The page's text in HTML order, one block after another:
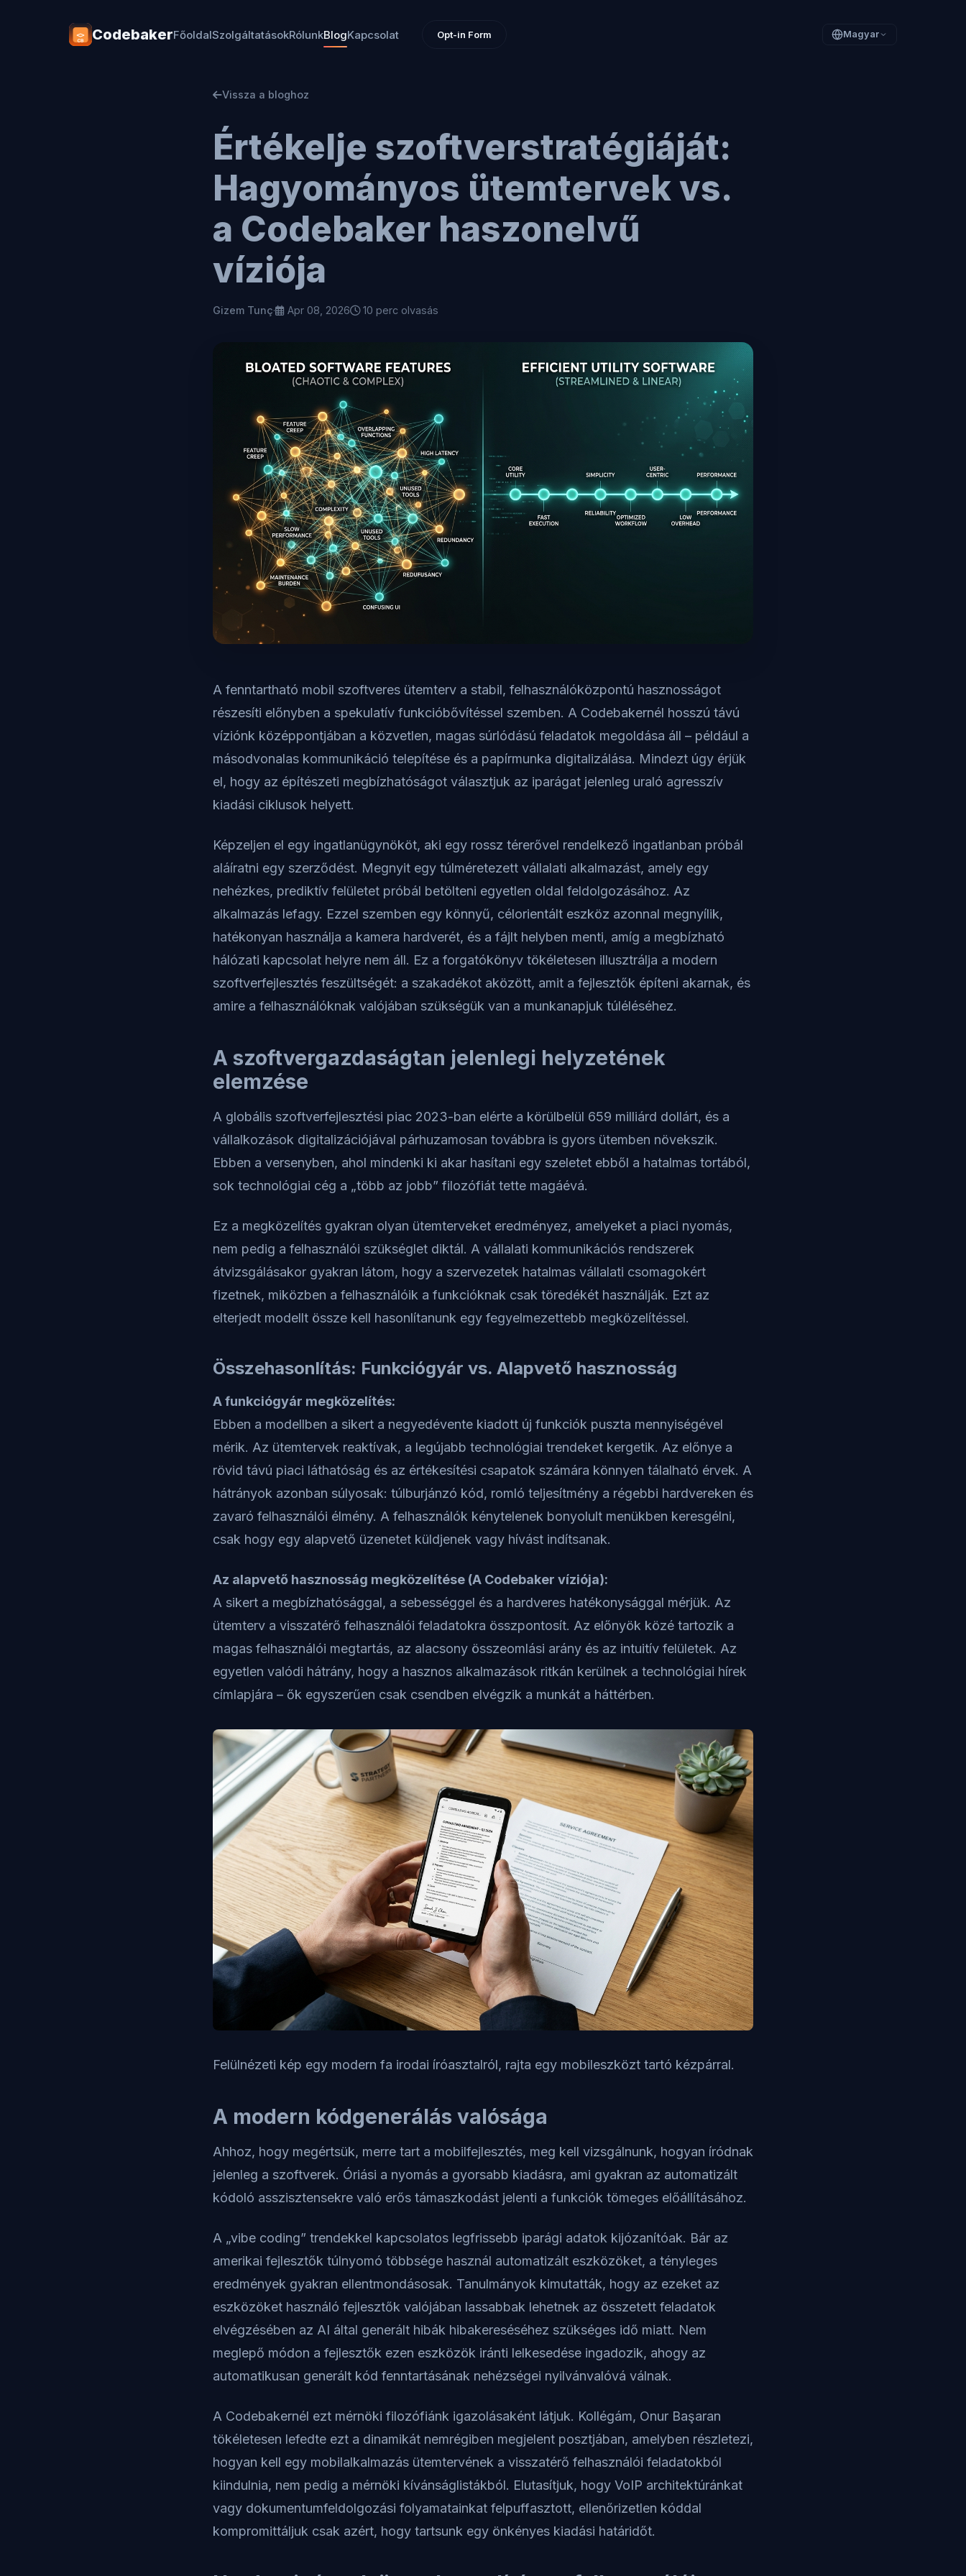
CodebakerFőoldalSzolgáltatásokRólunkBlogKapcsolat Opt-in Form Magyar
Vissza a bloghoz
Értékelje szoftverstratégiáját:
Hagyományos ütemtervek vs.
a Codebaker haszonelvű
víziója
Gizem Tunç· Apr 08, 2026 10 perc olvasás
A fenntartható mobil szoftveres ütemterv a stabil, felhasználóközpontú hasznosságot
részesíti előnyben a spekulatív funkcióbővítéssel szemben. A Codebakernél hosszú távú
víziónk középpontjában a közvetlen, magas súrlódású feladatok megoldása áll – például a
másodvonalas kommunikáció telepítése és a papírmunka digitalizálása. Mindezt úgy érjük
el, hogy az építészeti megbízhatóságot választjuk az iparágat jelenleg uraló agresszív
kiadási ciklusok helyett.
Képzeljen el egy ingatlanügynököt, aki egy rossz térerővel rendelkező ingatlanban próbál
aláíratni egy szerződést. Megnyit egy túlméretezett vállalati alkalmazást, amely egy
nehézkes, prediktív felületet próbál betölteni egyetlen oldal feldolgozásához. Az
alkalmazás lefagy. Ezzel szemben egy könnyű, célorientált eszköz azonnal megnyílik,
hatékonyan használja a kamera hardverét, és a fájlt helyben menti, amíg a megbízható
hálózati kapcsolat helyre nem áll. Ez a forgatókönyv tökéletesen illusztrálja a modern
szoftverfejlesztés feszültségét: a szakadékot aközött, amit a fejlesztők építeni akarnak, és
amire a felhasználóknak valójában szükségük van a munkanapjuk túléléséhez.
A szoftvergazdaságtan jelenlegi helyzetének
elemzése
A globális szoftverfejlesztési piac 2023-ban elérte a körülbelül 659 milliárd dollárt, és a
vállalkozások digitalizációjával párhuzamosan továbbra is gyors ütemben növekszik.
Ebben a versenyben, ahol mindenki ki akar hasítani egy szeletet ebből a hatalmas tortából,
sok technológiai cég a „több az jobb” filozófiát tette magáévá.
Ez a megközelítés gyakran olyan ütemterveket eredményez, amelyeket a piaci nyomás,
nem pedig a felhasználói szükséglet diktál. A vállalati kommunikációs rendszerek
átvizsgálásakor gyakran látom, hogy a szervezetek hatalmas vállalati csomagokért
fizetnek, miközben a felhasználóik a funkcióknak csak töredékét használják. Ezt az
elterjedt modellt össze kell hasonlítanunk egy fegyelmezettebb megközelítéssel.
Összehasonlítás: Funkciógyár vs. Alapvető hasznosság
A funkciógyár megközelítés:
Ebben a modellben a sikert a negyedévente kiadott új funkciók puszta mennyiségével
mérik. Az ütemtervek reaktívak, a legújabb technológiai trendeket kergetik. Az előnye a
rövid távú piaci láthatóság és az értékesítési csapatok számára könnyen tálalható érvek. A
hátrányok azonban súlyosak: túlburjánzó kód, romló teljesítmény a régebbi hardvereken és
zavaró felhasználói élmény. A felhasználók kénytelenek bonyolult menükben keresgélni,
csak hogy egy alapvető üzenetet küldjenek vagy hívást indítsanak.
Az alapvető hasznosság megközelítése (A Codebaker víziója):
A sikert a megbízhatósággal, a sebességgel és a hardveres hatékonysággal mérjük. Az
ütemterv a visszatérő felhasználói feladatokra összpontosít. Az előnyök közé tartozik a
magas felhasználói megtartás, az alacsony összeomlási arány és az intuitív felületek. Az
egyetlen valódi hátrány, hogy a hasznos alkalmazások ritkán kerülnek a technológiai hírek
címlapjára – ők egyszerűen csak csendben elvégzik a munkát a háttérben.
Felülnézeti kép egy modern fa irodai íróasztalról, rajta egy mobileszközt tartó kézpárral.
A modern kódgenerálás valósága
Ahhoz, hogy megértsük, merre tart a mobilfejlesztés, meg kell vizsgálnunk, hogyan íródnak
jelenleg a szoftverek. Óriási a nyomás a gyorsabb kiadásra, ami gyakran az automatizált
kódoló asszisztensekre való erős támaszkodást jelenti a funkciók tömeges előállításához.
A „vibe coding” trendekkel kapcsolatos legfrissebb iparági adatok kijózanítóak. Bár az
amerikai fejlesztők túlnyomó többsége használ automatizált eszközöket, a tényleges
eredmények gyakran ellentmondásosak. Tanulmányok kimutatták, hogy az ezeket az
eszközöket használó fejlesztők valójában lassabbak lehetnek az összetett feladatok
elvégzésében az AI által generált hibák hibakereséséhez szükséges idő miatt. Nem
meglepő módon a fejlesztők ezen eszközök iránti lelkesedése ingadozik, ahogy az
automatikusan generált kód fenntartásának nehézségei nyilvánvalóvá válnak.
A Codebakernél ezt mérnöki filozófiánk igazolásaként látjuk. Kollégám, Onur Başaran
tökéletesen lefedte ezt a dinamikát nemrégiben megjelent posztjában, amelyben részletezi,
hogyan kell egy mobilalkalmazás ütemtervének a visszatérő felhasználói feladatokból
kiindulnia, nem pedig a mérnöki kívánságlistákból. Elutasítjuk, hogy VoIP architektúránkat
vagy dokumentumfeldolgozási folyamatainkat felpuffasztott, ellenőrizetlen kóddal
kompromittáljuk csak azért, hogy tartsunk egy önkényes kiadási határidőt.